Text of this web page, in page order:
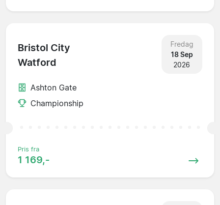
Bristol City
Watford
Fredag
18 Sep
2026
Ashton Gate
Championship
Pris fra
1 169,-